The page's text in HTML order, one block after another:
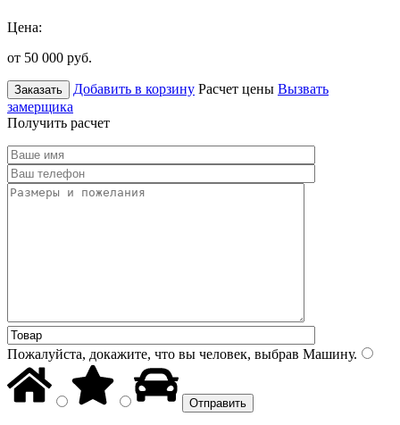
Цена:
от 50 000 руб.
Заказать Добавить в корзину Расчет цены Вызвать
замерщика
Получить расчет
Пожалуйста, докажите, что вы человек, выбрав Машину.